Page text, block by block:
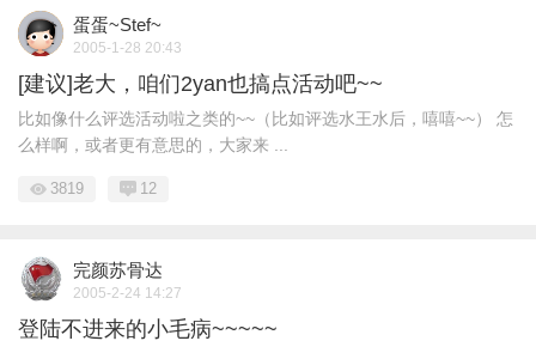
蛋蛋~Stef~
2005-1-28 20:43
[建议]老大，咱们2yan也搞点活动吧~~
比如像什么评选活动啦之类的~~（比如评选水王水后，嘻嘻~~） 怎
么样啊，或者更有意思的，大家来 ...
3819 12
完颜苏骨达
2005-2-24 14:27
登陆不进来的小毛病~~~~~